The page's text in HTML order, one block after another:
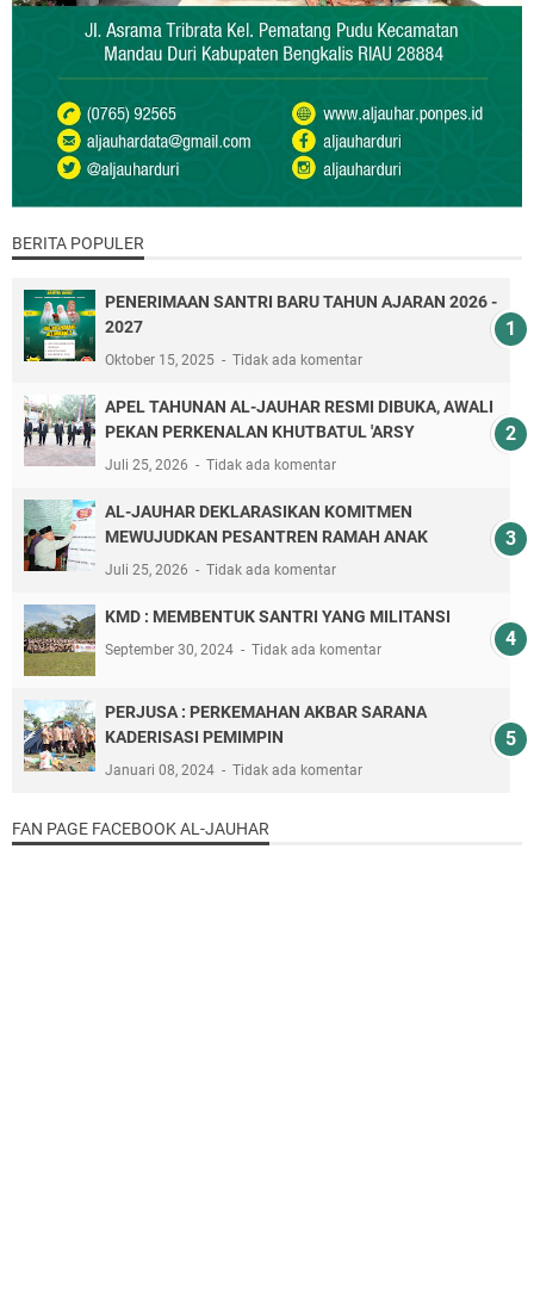
BERITA POPULER
PENERIMAAN SANTRI BARU TAHUN AJARAN 2026 -
2027
Oktober 15, 2025 Tidak ada komentar
APEL TAHUNAN AL-JAUHAR RESMI DIBUKA, AWALI
PEKAN PERKENALAN KHUTBATUL 'ARSY
Juli 25, 2026 Tidak ada komentar
AL-JAUHAR DEKLARASIKAN KOMITMEN
MEWUJUDKAN PESANTREN RAMAH ANAK
Juli 25, 2026 Tidak ada komentar
KMD : MEMBENTUK SANTRI YANG MILITANSI
September 30, 2024 Tidak ada komentar
PERJUSA : PERKEMAHAN AKBAR SARANA
KADERISASI PEMIMPIN
Januari 08, 2024 Tidak ada komentar
FAN PAGE FACEBOOK AL-JAUHAR